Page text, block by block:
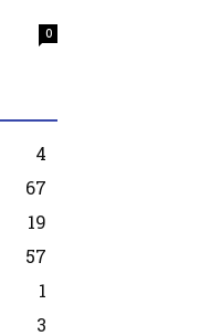
0
4
67
19
57
1
3